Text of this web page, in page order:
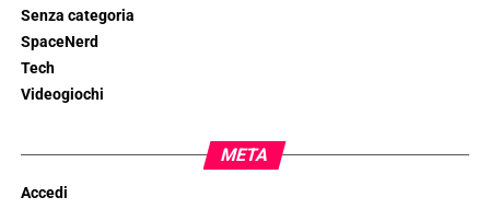
Senza categoria
SpaceNerd
Tech
Videogiochi
META
Accedi